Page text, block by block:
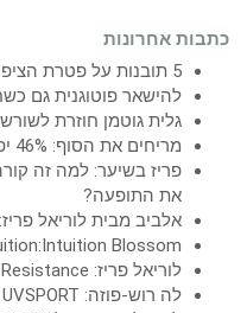
כתבות אחרונות
5 תובנות על פטרת הציפורן
להישאר פוטוגנית גם
גלית גוטמן חוזרת
מריחים את הסוף: 46% יפסלו אתכם על חולצה מיוזעת
פריז בשיער: למה זה
את התופעה?
אלביב מבית לוריאל
Blossom
לוריאל פריז: Infallible Laque Resistance
לה רוש-פוזה: ANTHELIOS UVSPORT